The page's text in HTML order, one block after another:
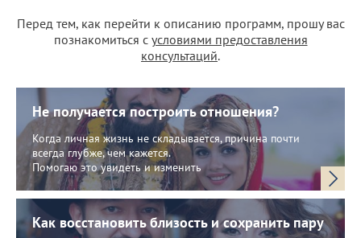
Перед тем, как перейти к описанию программ, прошу вас
познакомиться с условиями предоставления
консультаций.
Не получается построить отношения?
Когда личная жизнь не складывается, причина почти
всегда глубже, чем кажется.
Помогаю это увидеть и изменить
Как восстановить близость и сохранить пару